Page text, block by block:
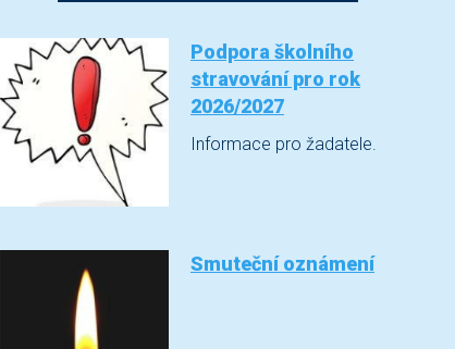
Podpora školního
stravování pro rok
2026/2027
Informace pro žadatele.
Smuteční oznámení